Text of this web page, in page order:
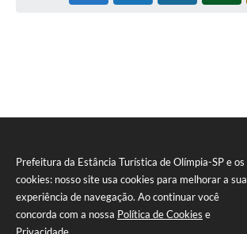
Prefeitura da Estância Turística de Olímpia-SP e os
cookies: nosso site usa cookies para melhorar a sua
experiência de navegação. Ao continuar você
concorda com a nossa Política de Cookies e